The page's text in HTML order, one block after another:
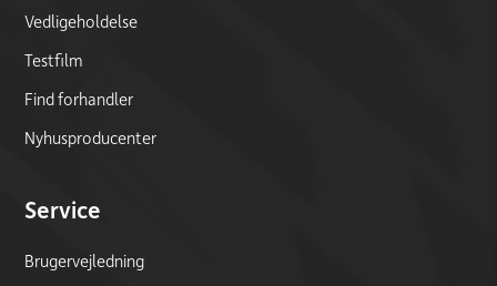
Vedligeholdelse
Testfilm
Find forhandler
Nyhusproducenter
Service
Brugervejledning